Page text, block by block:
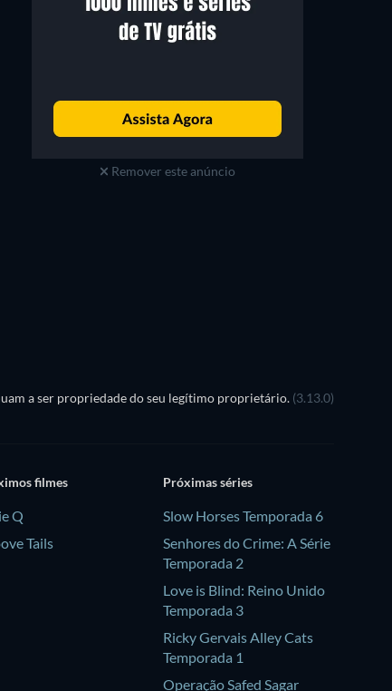
Remover este anúncio
a ser propriedade do seu legítimo proprietário. (3.13.0)
filmes
Q
Tails
Próximas séries
Slow Horses Temporada 6
Senhores do Crime: A Série
Temporada 2
Love is Blind: Reino Unido
Temporada 3
Ricky Gervais Alley Cats
Temporada 1
Operação Safed Sagar